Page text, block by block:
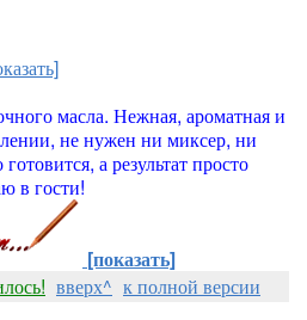
масла. Нежная, ароматная и
не нужен ни миксер, ни
а результат просто
в гости!
[показать]
вверх^ к полной версии